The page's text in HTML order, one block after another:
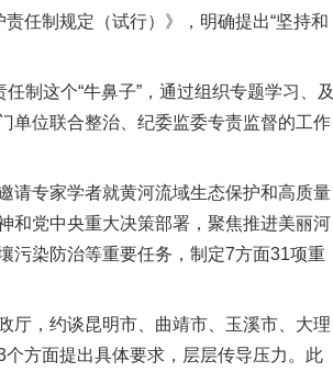
任制规定（试行）》，明确提出“坚持和
制这个“牛鼻子”，通过组织专题学习、及
单位联合整治、纪委监委专责监督的工作
专家学者就黄河流域生态保护和高质量
和党中央重大决策部署，聚焦推进美丽河
污染防治等重要任务，制定7方面31项重
，约谈昆明市、曲靖市、玉溪市、大理
方面提出具体要求，层层传导压力。此